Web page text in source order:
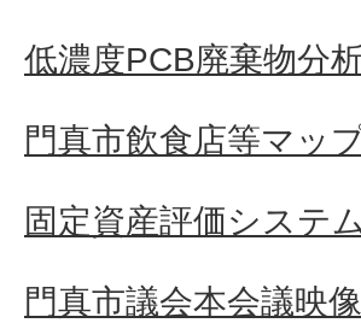
低濃度PCB廃棄物分
門真市飲食店等マッ
固定資産評価システ
門真市議会本会議映